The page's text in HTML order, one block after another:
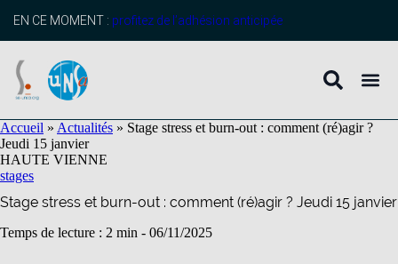
principal
EN CE MOMENT : profitez de l’adhésion anticipée
Accueil » Actualités » Stage stress et burn-out : comment (ré)agir ?
Jeudi 15 janvier
HAUTE VIENNE
stages
Stage stress et burn-out : comment (ré)agir ? Jeudi 15 janvier
Temps de lecture : 2 min - 06/11/2025